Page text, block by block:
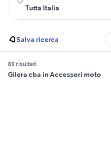
Salva ricerca
89 risultati
Gilera cba in Accessori moto